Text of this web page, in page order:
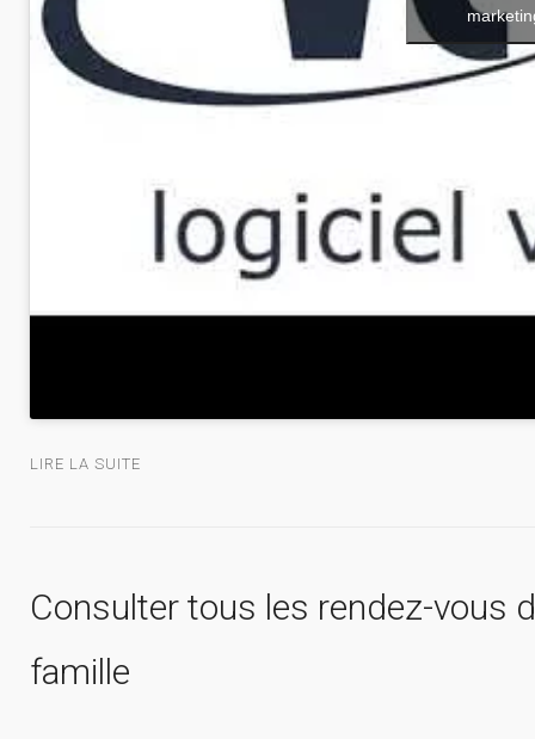
LIRE LA SUITE
Consulter tous les rendez-vous
famille